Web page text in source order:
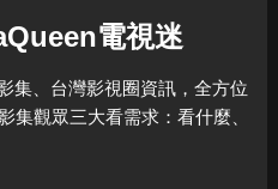
電視迷
集、台灣影視圈資訊，全方位
集觀眾三大看需求：看什麼、